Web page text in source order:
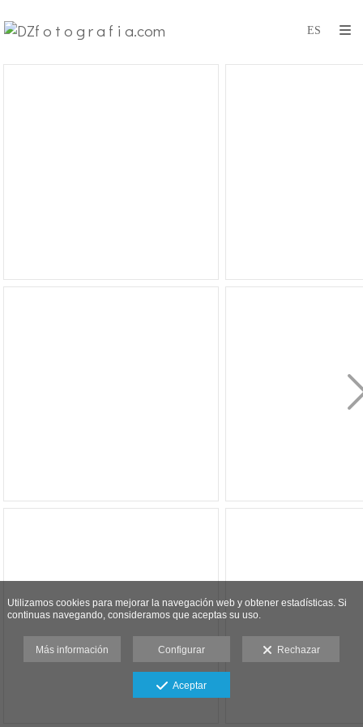
Utilizamos cookies para mejorar la navegación web y obtener estadísticas. Si
continuas navegando, consideramos que aceptas su uso.
Más información Configurar Rechazar
Aceptar